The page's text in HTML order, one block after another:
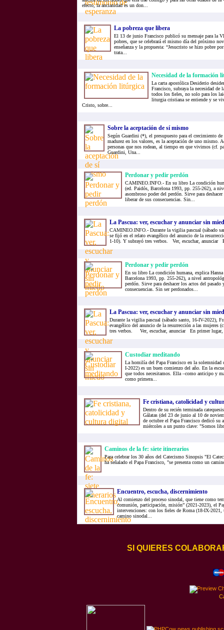
efecto, la ancianidad es un don...
La pobreza que libera
El 13 de junio Francisco publicó su mensaje para la
pobres, que se celebrará el mismo día del próximo
enseñanza y la propuesta: “Jesucristo se hizo pobre
trata...
Necesidad de la formación
La carta apostólica Desiderio
Francisco, subraya la necesidad de
todos los fieles, no solo para los
liturgia cristiana se entiende y se
Cristo, sobre...
Sobre la aceptación de sí mismo
Según Guardini (*), el presupuesto para el crecimiento
madurez en los valores, es la aceptación de uno mismo.
personas que nos rodean, al tiempo en que vivimos (cf.
Guardini, Una...
Perdonar y pedir perdón
CAMINEO.INFO.- En su libro La condición
(ed. Paidós, Barcelona 1993, pp. 255-262), a
asombroso poder del perdón. Sirve para
liberar de sus consecuencias. Sin...
La Pascua: ver, escuchar y anunciar sin
CAMINEO.INFO.- Durante la vigilia pascual (sábado
se fijó en el relato evangélico del anuncio de la
1-10). Y subrayó tres verbos. Ver, escuchar, anunciar
Perdonar y pedir perdón
En su libro La condición humana, explica
Barcelona 1993, pp. 255-262), a nivel
perdón. Sirve para deshacer los actos del pasado
consecuencias. Sin ser perdonados...
La Pascua: ver, escuchar y anunciar sin
Durante la vigilia pascual (sábado santo, 16-IV-2022),
evangélico del anuncio de la resurrección a las mujeres
tres verbos. Ver, escuchar, anunciar En primer lugar,
Custodiar meditando
La homilía del Papa Francisco en la solemnidad
I-2022) es un buen comienzo del año. En la
que todos necesitamos. Ella –como anticipo y
como primera...
Fe cristiana, catolicidad y
Dentro de su recién terminada
Gálatas (del 23 de junio al 10 de
de octubre el Papa Francisco dedicó su
miércoles a un punto clave: "Somos
Caminos de la fe: siete itinerarios
Para celebrar los 30 años del Catecismo Sinopsis "El
ha señalado el Papa Francisco, "se presenta como un
Encuentro, escucha, discernimiento
Al comienzo del proceso sinodal, que tiene como
comunión, participación, misión” (2021-2023), el
intervenciones: con los fieles de Roma (18-IX-
camino sinodal...
SI QUIERES